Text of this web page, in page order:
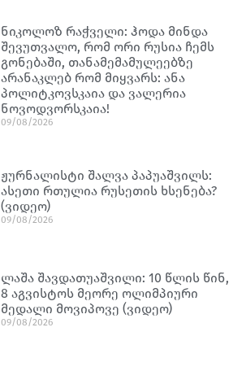
ნიკოლოზ რაჭველი: ჰოდა მინდა
შევუთვალო, რომ ორი რუსია ჩემს
გონებაში, თანამემამულეებზე
არანაკლებ რომ მიყვარს: ანა
პოლიტკოვსკაია და ვალერია
ნოვოდვორსკაია!
09/08/2026
ჟურნალისტი შალვა პაპუაშვილს:
ასეთი რთულია რუსეთის ხსენება?
(ვიდეო)
09/08/2026
ლაშა შავდათუაშვილი: 10 წლის წინ,
8 აგვისტოს მეორე ოლიმპიური
მედალი მოვიპოვე (ვიდეო)
09/08/2026